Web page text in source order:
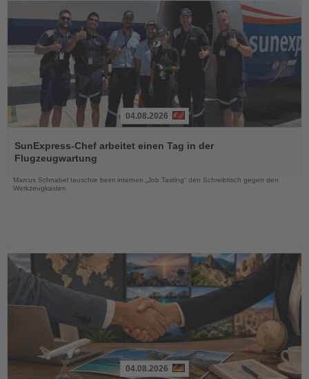
Sie
die
Nachrichten
04.08.2026
SunExpress-Chef arbeitet einen Tag in der
Flugzeugwartung
Marcus Schnabel tauschte beim internen „Job Tasting“ den Schreibtisch gegen den
Werkzeugkasten
04.08.2026